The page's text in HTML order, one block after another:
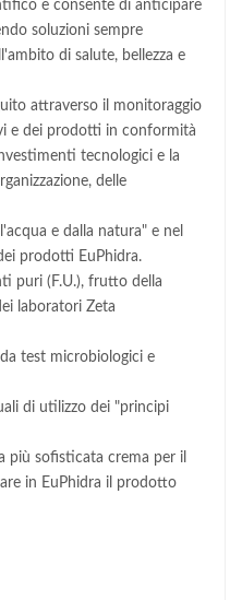
e consente di anticipare
soluzioni sempre
di salute, bellezza e
attraverso il monitoraggio
e dei prodotti in conformità
tecnologici e la
delle
e dalla natura" e nel
prodotti EuPhidra.
puri (F.U.), frutto della
laboratori Zeta
test microbiologici e
di utilizzo dei "principi
più sofisticata crema per il
in EuPhidra il prodotto